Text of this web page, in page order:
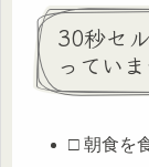
30秒セ
ってい
□ 朝食を